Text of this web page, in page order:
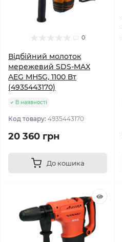
0
Відбійний молоток
мережевий SDS-MAX
AEG MH5G, 1100 Вт
(4935443170)
В наявності
Код товару: 4935443170
20 360 грн
До кошика